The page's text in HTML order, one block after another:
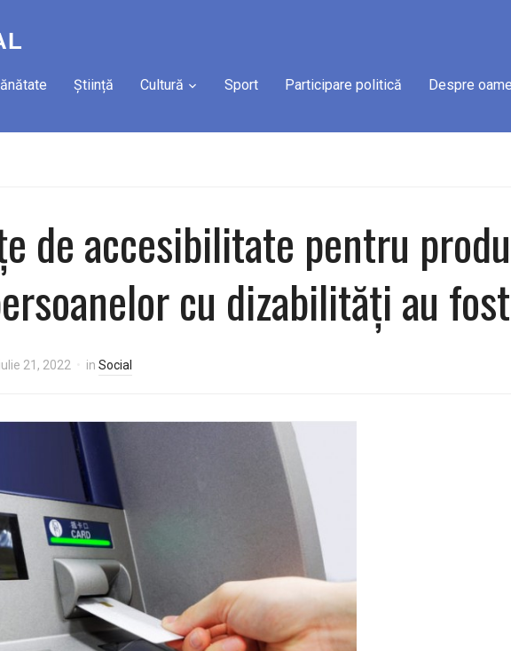
Știință Cultură Sport Participare politică Despre
de accesibilitate pentru
cu dizabilități au
iulie 21, 2022 in Social